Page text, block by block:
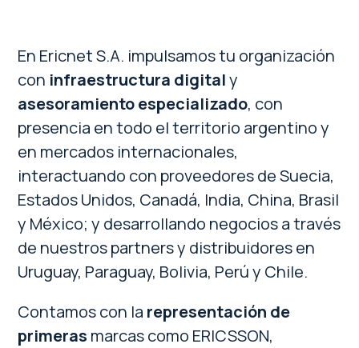
En Ericnet S.A. impulsamos tu organización
con infraestructura digitaly
asesoramiento especializado, con
presencia en todo el territorio argentino y
en mercados internacionales,
interactuando con proveedores de Suecia,
Estados Unidos, Canadá, India, China, Brasil
y México; y desarrollando negocios a través
de nuestros partners y distribuidores en
Uruguay, Paraguay, Bolivia, Perú y Chile.
Contamos con la representación de
primeras marcas como ERICSSON,